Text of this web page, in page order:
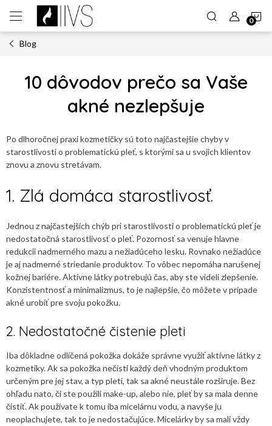
obsah
Blog
10 dôvodov prečo sa Vaše
akné nezlepšuje
Po dlhoročnej praxi kozmetičky sú toto najčastejšie chyby v
starostlivosti o problematickú pleť, s ktorými sa u svojich klientov
znovu a znovu stretávam.
1. Zlá domáca starostlivosť.
Jednou z najčastejších chýb pri starostlivosti o problematickú pleť je
nedostatočná starostlivosť o pleť. Pozornosť sa venuje hlavne
redukcii nadmerného mazu a nežiadúceho lesku. Rovnako nežiadúce
je aj nadmerné striedanie produktov. To vôbec nepomáha narušenej
kožnej bariére. Aktívne látky potrebujú čas, aby ste videli zlepšenie.
Konzistentnosť a minimalizmus, to je najlepšie, čo môžete v prípade
akné urobiť pre svoju pokožku.
2. Nedostatočné čistenie pleti
Iba dôkladne odlíčená pokožka dokáže správne využiť aktívne látky z
kozmetiky. Ak sa pokožka nečistí každý deň vhodným produktom
určeným pre jej stav, a typ pleti, tak sa akné neustále rozširuje. Bez
ohľadu nato, či ste použili make-up, alebo nie, pleť by sa mala denne
čistiť. Ak používate k tomu iba micelárnu vodu, a navyše ju
neoplachujete, tak to je nedostačujúce. Micelárky by sa mali vždy